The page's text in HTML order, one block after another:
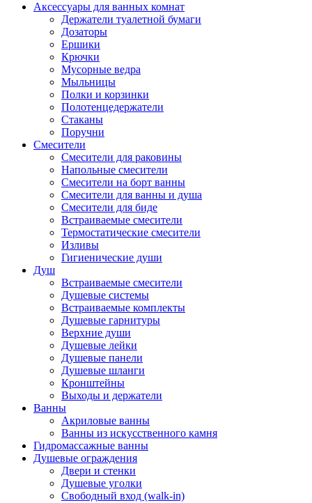
Аксессуары для ванных комнат
Держатели туалетной бумаги
Дозаторы
Ершики
Крючки
Мусорные ведра
Мыльницы
Полки и корзинки
Полотенцедержатели
Стаканы
Поручни
Смесители
Смесители для раковины
Напольные смесители
Смесители на борт ванны
Смесители для ванны и душа
Смесители для биде
Встраиваемые смесители
Термостатические смесители
Изливы
Гигиенические души
Душ
Встраиваемые смесители
Душевые системы
Встраиваемые комплекты
Душевые гарнитуры
Верхние души
Душевые лейки
Душевые панели
Душевые шланги
Кронштейны
Выходы и держатели
Ванны
Акриловые ванны
Ванны из искусственного камня
Гидромассажные ванны
Душевые ограждения
Двери и стенки
Душевые уголки
Свободный вход (walk-in)